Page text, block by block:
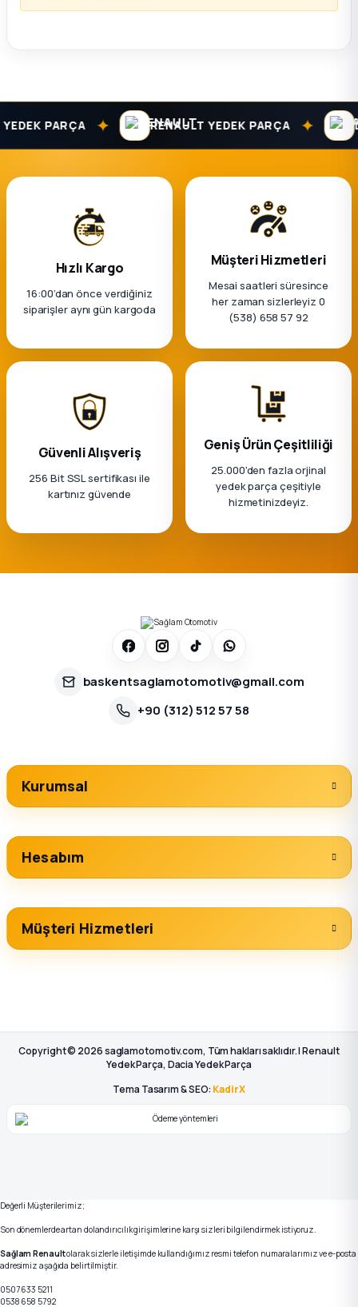
PARÇA ✦ RENAULT YEDEK PARÇA ✦
Hızlı Kargo
16:00’dan önce verdiğiniz
siparişler aynı gün kargoda
Müşteri Hizmetleri
Mesai saatleri süresince
her zaman sizlerleyiz 0
(538) 658 57 92
Güvenli Alışveriş
256 Bit SSL sertifikası ile
kartınız güvende
Geniş Ürün Çeşitliliği
25.000'den fazla orjinal
yedek parça çeşitiyle
hizmetinizdeyiz.
baskentsaglamotomotiv@gmail.com
+90 (312) 512 57 58
Kurumsal
Hesabım
Müşteri Hizmetleri
Copyright © 2026 saglamotomotiv.com, Tüm hakları saklıdır. | Renault
Yedek Parça, Dacia Yedek Parça
Tema Tasarım & SEO: KadirX
Değerli Müşterilerimiz;
Son dönemlerde artan dolandırıcılık girişimlerine karşı sizleri bilgilendirmek istiyoruz.
Sağlam Renaultolarak sizlerle iletişimde kullandığımız resmi telefon numaralarımız ve e-posta
adresimiz aşağıda belirtilmiştir.
0507 633 5211
0538 658 5792